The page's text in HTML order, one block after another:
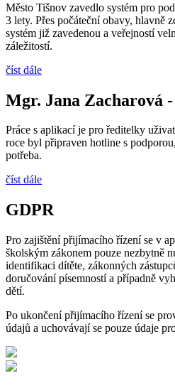
Město Tišnov zavedlo systém pro
3 lety. Přes počáteční obavy, hlavně
systém již zavedenou a veřejností
záležitostí.
číst dále
Mgr. Jana Zacharová
Práce s aplikací je pro ředitelky
roce byl připraven hotline s
potřeba.
číst dále
GDPR
Pro zajištění přijímacího řízení se v
školským zákonem pouze nezbytně
identifikaci dítěte, zákonných
doručování písemností a případně
dětí.
Po ukončení přijímacího řízení se
údajů a uchovávají se pouze údaje